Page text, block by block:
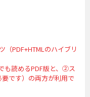
（PDF+HTMLのハイブリ
も読めるPDF版と、②ス
です）の両方が利用で